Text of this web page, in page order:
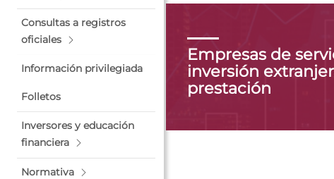
Consultas a registros
oficiales
Información privilegiada
Folletos
Inversores y educación
financiera
Normativa
Empresas de
inversión
prestación